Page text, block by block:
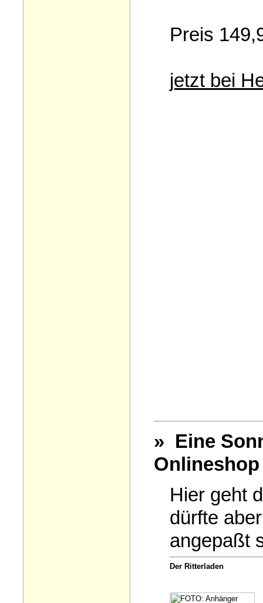
Preis
jetzt bei
» Eine
Onlineshop
Hier geht
dürfte
angepaßt
Der Ritterladen